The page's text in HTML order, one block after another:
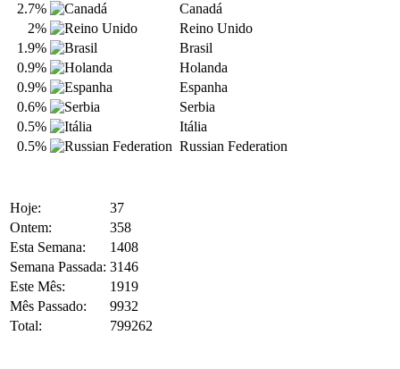
2.7%
Canadá
2%
Reino Unido
1.9%
Brasil
0.9%
Holanda
0.9%
Espanha
0.6%
Serbia
0.5%
Itália
0.5%
Russian Federation
Hoje:
37
Ontem:
358
Esta Semana:
1408
Semana Passada: 3146
Este Mês:
1919
Mês Passado:
9932
Total:
799262